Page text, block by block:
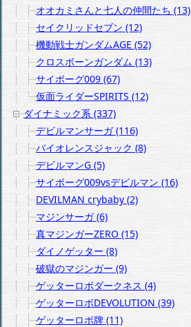
オオカミさんと七人の仲間たち (13)
セイクリッドセブン (12)
機動戦士ガンダムAGE (52)
クロスボーンガンダム (13)
サイボーグ009 (67)
仮面ライダーSPIRITS (12)
ダイナミック系 (337)
デビルマンサーガ (116)
バイオレンスジャック (8)
デビルマンG (5)
サイボーグ009vsデビルマン (16)
DEVILMAN crybaby (2)
マジンサーガ (6)
真マジンガーZERO (15)
ダイノゲッター (8)
破獄のマジンガー (9)
ゲッターロボダークネス (4)
ゲッターロボDEVOLUTION (39)
ゲッターロボ牌 (11)